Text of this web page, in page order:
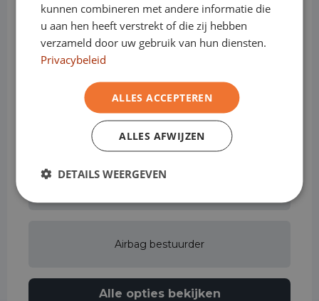
Achterbank in delen neerklapbaar
Airbag bestuurder
Alle opties bekijken
kunnen combineren met andere informatie die
u aan hen heeft verstrekt of die zij hebben
verzameld door uw gebruik van hun diensten.
Privacybeleid
ALLES ACCEPTEREN
ALLES AFWIJZEN
DETAILS WEERGEVEN